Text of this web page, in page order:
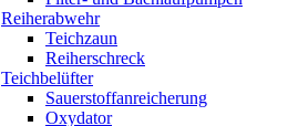
Reiherabwehr
Teichzaun
Reiherschreck
Teichbelüfter
Sauerstoffanreicherung
Oxydator